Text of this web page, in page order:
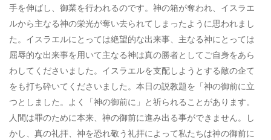
手を伸ばし、御業を行われるのです。神の箱が奪われ、イスラエ
ルから主なる神の栄光が奪い去られてしまったように思われまし
た。イスラエルにとっては絶望的な出来事、主なる神にとっては
屈辱的な出来事を用いて主なる神は真の勝者としてご自身をあら
わしてくださいました。イスラエルを支配しようとする敵の企て
をも打ち砕いてくださいました。本日の説教題を「神の御前に立
つとしました。よく「神の御前に」と祈られることがあります。
人間は罪のために本来、神の御前に進み出る事ができません。し
かし、真の礼拝、神を恐れ敬う礼拝によって私たちは神の御前に